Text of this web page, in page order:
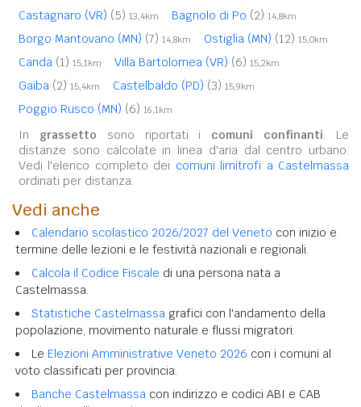
Castagnaro (VR) (5) 13,4km Bagnolo di Po (2) 14,8km
Borgo Mantovano (MN) (7) 14,8km Ostiglia (MN) (12) 15,0km
Canda (1) 15,1km Villa Bartolomea (VR) (6) 15,2km
Gaiba (2) 15,4km Castelbaldo (PD) (3) 15,9km
Poggio Rusco (MN) (6) 16,1km
In grassetto sono riportati i comuni confinanti. Le
distanze sono calcolate in linea d'aria dal centro urbano.
Vedi l'elenco completo dei comuni limitrofi a Castelmassa
ordinati per distanza.
Vedi anche
Calendario scolastico 2026/2027 del Veneto con inizio e
termine delle lezioni e le festività nazionali e regionali.
Calcola il Codice Fiscale di una persona nata a
Castelmassa.
Statistiche Castelmassa grafici con l'andamento della
popolazione, movimento naturale e flussi migratori.
Le Elezioni Amministrative Veneto 2026 con i comuni al
voto classificati per provincia.
Banche Castelmassa con indirizzo e codici ABI e CAB